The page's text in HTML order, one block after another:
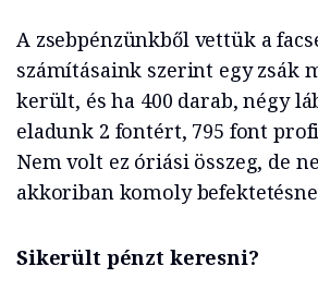
A zsebpénzünkből vettük a
számításaink szerint egy zsák
került, és ha 400 darab, négy
eladunk 2 fontért, 795 font
Nem volt ez óriási összeg, de
akkoriban komoly
Sikerült pénzt keresni?